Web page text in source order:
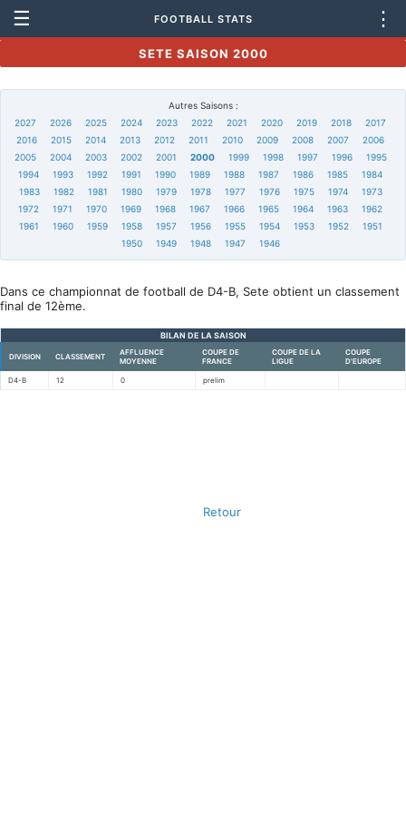
☰ FOOTBALL STATS ⋮
SETE SAISON 2000
Autres Saisons :
2027
2026 2025 2024 2023 2022 2021 2020 2019 2018
2017
2016
2015 2014 2013 2012 2011 2010 2009 2008 2007
2006
2005
2004 2003 2002 2001 2000 1999 1998 1997 1996
1995
1994
1993 1992 1991 1990 1989 1988 1987 1986 1985
1984
1983
1982 1981 1980 1979 1978 1977 1976 1975 1974
1973
1972
1971 1970 1969 1968 1967 1966 1965 1964 1963
1962
1961
1960 1959 1958 1957 1956 1955 1954 1953 1952
1951
1950
1949 1948 1947 1946
Dans ce championnat de football de D4-B, Sete obtient un classement
final de 12ème.
BILAN DE LA SAISON
DIVISION CLASSEMENT
AFFLUENCE
MOYENNE
COUPE DE
FRANCE
COUPE DE LA
LIGUE
COUPE
D'EUROPE
D4-B 12 0 prelim
Retour